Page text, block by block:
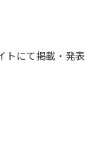
トにて掲載・発表